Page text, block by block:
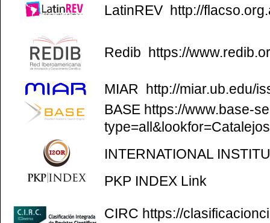
LatinREV http://
Redib https://
MIAR http://miar.ub.edu/
BASE https://www.base-
INTERNATIONAL
PKP INDEX Link
CIRC https://